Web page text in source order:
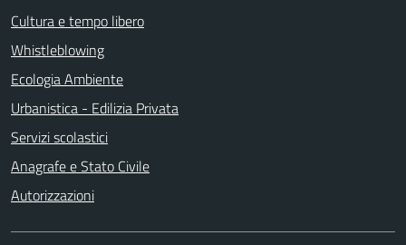
Cultura e tempo libero
Whistleblowing
Ecologia Ambiente
Urbanistica - Edilizia Privata
Servizi scolastici
Anagrafe e Stato Civile
Autorizzazioni